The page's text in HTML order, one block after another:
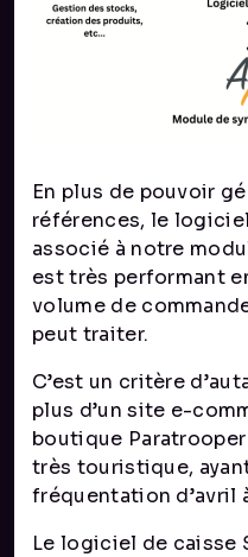
En plus de pouvoir
références, le
associé à notre
est très performant
volume de
peut traiter.
C’est un critère
plus d’un site e-
boutique
très touristique,
fréquentation d’avril
Le logiciel de caisse